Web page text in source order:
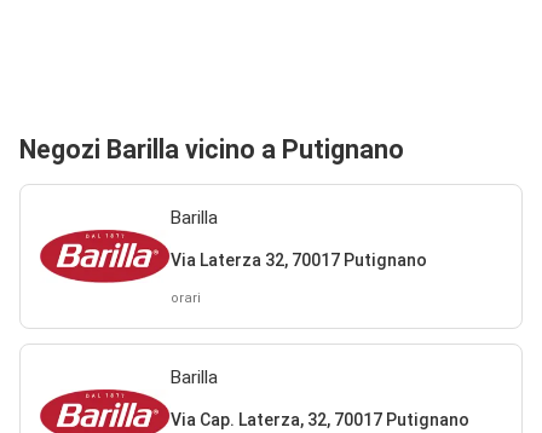
Negozi Barilla vicino a Putignano
Barilla
Via Laterza 32, 70017 Putignano
orari
Barilla
Via Cap. Laterza, 32, 70017 Putignano